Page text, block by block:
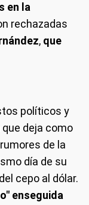
en la
rechazadas
, que
políticos y
deja como
de la
día de su
cepo al dólar.
enseguida